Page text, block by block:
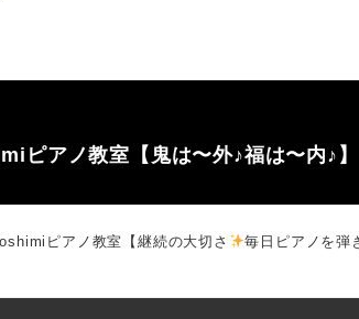
ピアノ教室【鬼は〜外♪福は〜内♪】
ピアノ教室【継続の大切さ 毎日ピアノを弾